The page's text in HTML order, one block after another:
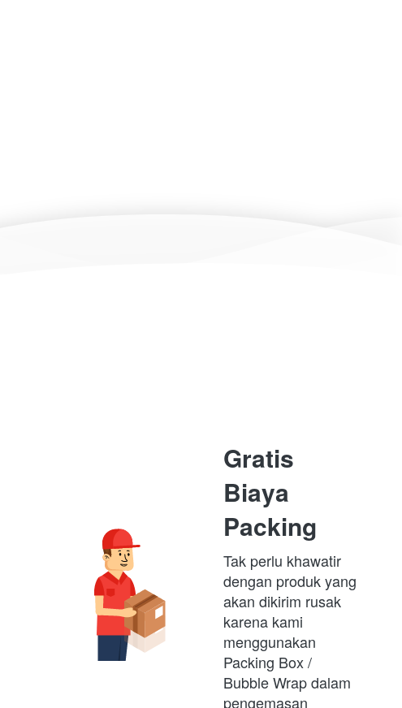
Gratis
Biaya
Packing
Tak perlu khawatir
dengan produk yang
akan dikirim rusak
karena kami
menggunakan
Packing Box /
Bubble Wrap dalam
pengemasan